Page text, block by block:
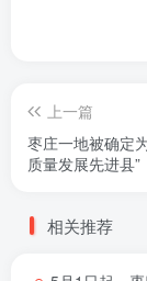
上一篇
枣庄一地被确定
质量发展先进县”
相关推荐